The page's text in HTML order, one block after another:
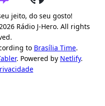
jeito, do seu gosto!
Rádio J-Hero. All rights
to Brasília Time.
. Powered by Netlify.